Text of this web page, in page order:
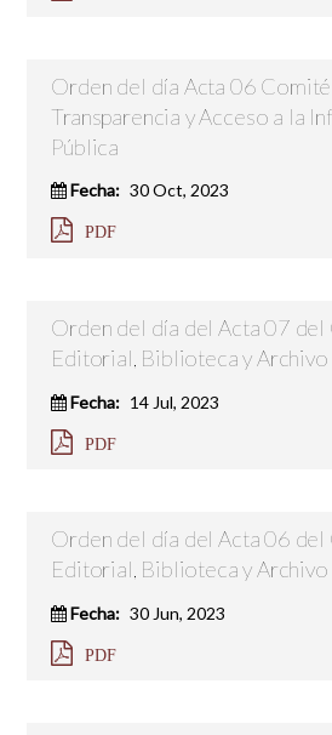
Orden del día Acta 06
Transparencia y Acceso a la
Pública
Fecha: 30 Oct, 2023
PDF
Orden del día del Acta 07 del
Editorial, Biblioteca y Archivo
Fecha: 14 Jul, 2023
PDF
Orden del día del Acta 06 del
Editorial, Biblioteca y Archivo
Fecha: 30 Jun, 2023
PDF